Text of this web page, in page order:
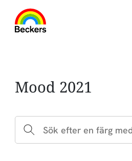
Mood 2021